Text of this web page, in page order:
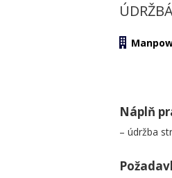
Náplň
– údržba